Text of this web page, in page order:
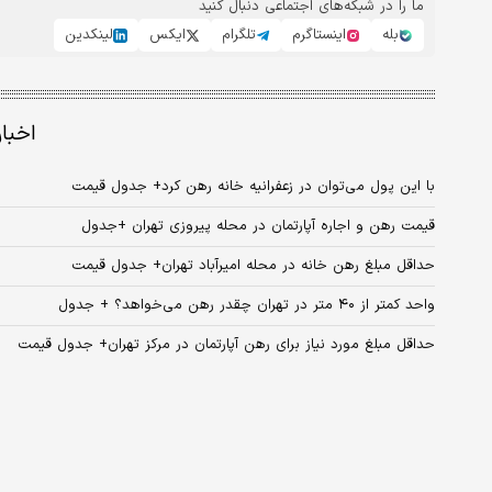
ما را در شبکه‌های اجتماعی دنبال کنید
بله
اینستاگرم تلگرام ایکس لینکدین
با این پول می‌توان در زعفرانیه خانه رهن کرد+ جدول قیمت
قیمت رهن و اجاره آپارتمان در محله پیروزی تهران +جدول
حداقل مبلغ رهن خانه در محله امیرآباد تهران+ جدول قیمت
واحد کمتر از ۴۰ متر در تهران چقدر رهن می‌خواهد؟ + جدول
حداقل مبلغ مورد نیاز برای رهن آپارتمان در مرکز تهران+ جدول قیمت